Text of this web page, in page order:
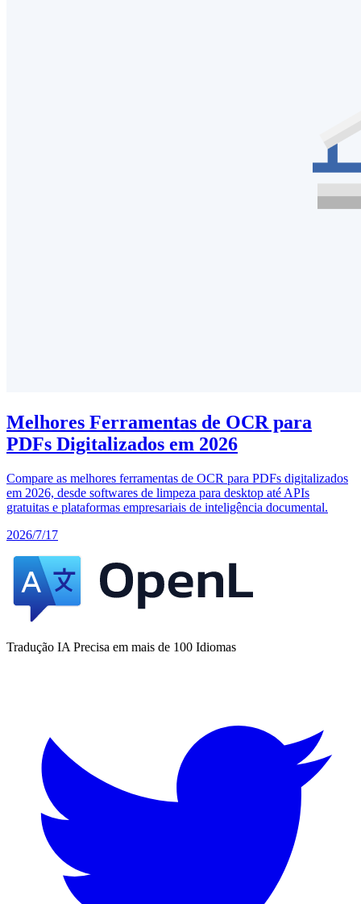
Melhores Ferramentas de OCR para
PDFs Digitalizados em 2026
Compare as melhores ferramentas de OCR para PDFs digitalizados
em 2026, desde softwares de limpeza para desktop até APIs
gratuitas e plataformas empresariais de inteligência documental.
2026/7/17
Tradução IA Precisa em mais de 100 Idiomas